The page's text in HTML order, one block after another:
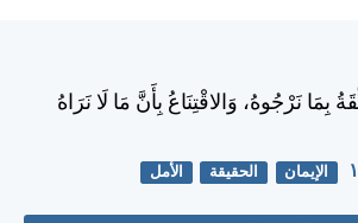
بِمَا نَرْجُوهُ، وَالاقْتِنَاعُ بِأَنَّ مَا لَا نَرَاهُ
الإيمان الحقيقة الأمل